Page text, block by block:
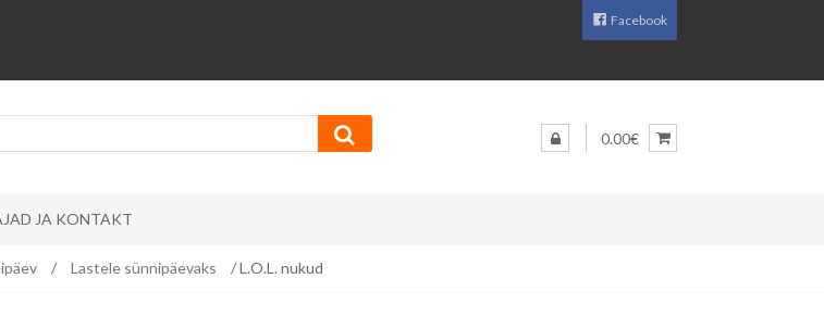
Facebook
0.00€
JA KONTAKT
/ Lastele sünnipäevaks / L.O.L. nukud